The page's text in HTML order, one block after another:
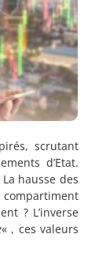
scrutant
d’Etat.
hausse des
compartiment
? L’inverse
« , ces valeurs